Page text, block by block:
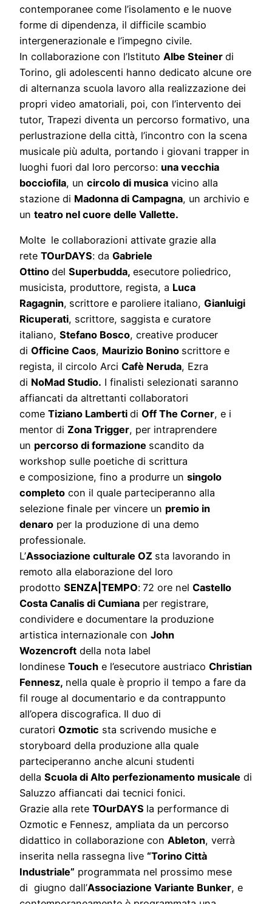
contemporanee come l’isolamento e le nuove
forme di dipendenza, il difficile scambio
intergenerazionale e l’impegno civile.
In collaborazione con l’Istituto Albe Steiner di
Torino, gli adolescenti hanno dedicato alcune ore
di alternanza scuola lavoro alla realizzazione dei
propri video amatoriali, poi, con l’intervento dei
tutor, Trapezi diventa un percorso formativo, una
perlustrazione della città, l’incontro con la scena
musicale più adulta, portando i giovani trapper in
luoghi fuori dal loro percorso: una vecchia
bocciofila, un circolo di musica vicino alla
stazione di Madonna di Campagna, un archivio e
un teatro nel cuore delle Vallette.
Molte le collaborazioni attivate grazie alla
rete TOurDAYS: da Gabriele
Ottino del Superbudda, esecutore poliedrico,
musicista, produttore, regista, a Luca
Ragagnin, scrittore e paroliere italiano, Gianluigi
Ricuperati, scrittore, saggista e curatore
italiano, Stefano Bosco, creative producer
di Officine Caos, Maurizio Bonino scrittore e
regista, il circolo Arci Cafè Neruda, Ezra
di NoMad Studio. I finalisti selezionati saranno
affiancati da altrettanti collaboratori
come Tiziano Lamberti di Off The Corner, e i
mentor di Zona Trigger, per intraprendere
un percorso di formazione scandito da
workshop sulle poetiche di scrittura
e composizione, fino a produrre un singolo
completo con il quale parteciperanno alla
selezione finale per vincere un premio in
denaro per la produzione di una demo
professionale.
L’Associazione culturale OZ sta lavorando in
remoto alla elaborazione del loro
prodotto SENZA|TEMPO: 72 ore nel Castello
Costa Canalis di Cumiana per registrare,
condividere e documentare la produzione
artistica internazionale con John
Wozencroft della nota label
londinese Touch e l’esecutore austriaco Christian
Fennesz, nella quale è proprio il tempo a fare da
fil rouge al documentario e da contrappunto
all’opera discografica. Il duo di
curatori Ozmotic sta scrivendo musiche e
storyboard della produzione alla quale
parteciperanno anche alcuni studenti
della Scuola di Alto perfezionamento musicale di
Saluzzo affiancati dai tecnici fonici.
Grazie alla rete TOurDAYS la performance di
Ozmotic e Fennesz, ampliata da un percorso
didattico in collaborazione con Ableton, verrà
inserita nella rassegna live “Torino Città
Industriale” programmata nel prossimo mese
di giugno dall’Associazione Variante Bunker, e